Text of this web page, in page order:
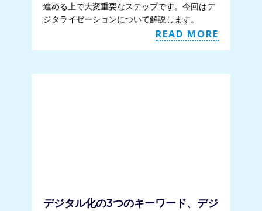
進める上で大変重要なステップです。今回はデ
ジタライゼーションについて解説します。
READ MORE
デジタル化の3つのキーワード、デジ